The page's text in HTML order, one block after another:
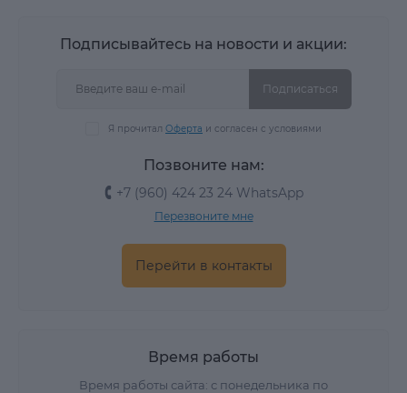
Подписывайтесь на новости и акции:
Подписаться
Я прочитал Оферта и согласен с условиями
Позвоните нам:
+7 (960) 424 23 24 WhatsApp
Перезвоните мне
Перейти в контакты
Время работы
Время работы сайта: с понедельника по